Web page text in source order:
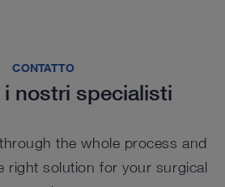
CONTATTO
nostri specialisti
the whole process and
right solution for your surgical